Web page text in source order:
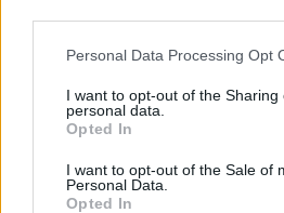
Please note that this website/app
not limited to your visit or usage
grant or deny consent to Google
use your data for below specified
consent section.
Personal Data Processing Opt
I want to opt-out of the Sharing
personal data.
Opted In
I want to opt-out of the Sale of
Personal Data.
Opted In
Στην τρίτη σεζόν επιστρέφουν